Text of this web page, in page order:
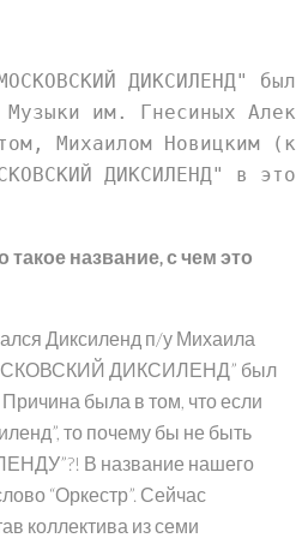
ДИКСИЛЕНД"
Музыки им. Гнесиных
Михаилом
ДИКСИЛЕНД" в
название, с чем это
Диксиленд п/у Михаила
ДИКСИЛЕНД” был
была в том, что если
то почему бы не быть
В название нашего
“Оркестр”. Сейчас
коллектива из семи